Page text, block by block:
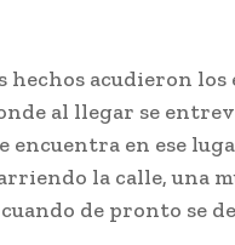
hechos acudieron
al llegar se
encuentra en ese
la calle, una
de pronto se